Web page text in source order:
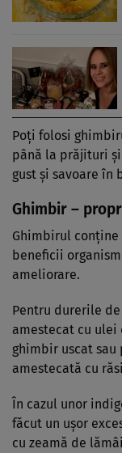
Poți folosi
până la prăjituri
gust și savoare în
Ghimbir –
Ghimbirul conține
beneficii
ameliorare.
Pentru durerile
amestecat cu ulei
ghimbir uscat
amestecată cu
În cazul unor
făcut un uşor
cu zeamă de